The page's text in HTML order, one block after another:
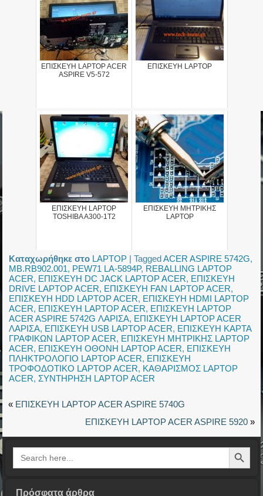
ΕΠΙΣΚΕΥΗ LAPTOP ACER
ASPIRE V5-572
ΕΠΙΣΚΕΥΗ LAPTOP
ΕΠΙΣΚΕΥΗ LAPTOP
TOSHIBA A300-1T2
ΕΠΙΣΚΕΥΗ ΜΗΤΡΙΚΗΣ
LAPTOP
Καταχωρήθηκε στο LAPTOP |Tagged ACER ASPIRE 5742G,
MB.RB902.001, PEW71 LA-5894P, REBALLING LAPTOP
ACER, ΕΠΙΣΚΕΥΗ DC JACK LAPTOP ACER, ΕΠΙΣΚΕΥΗ
DRIVE LAPTOP ACER, ΕΠΙΣΚΕΥΗ FAN LAPTOP ACER,
ΕΠΙΣΚΕΥΗ HDD LAPTOP ACER, ΕΠΙΣΚΕΥΗ HDMI LAPTOP
ACER, ΕΠΙΣΚΕΥΗ LAPTOP ACER, ΕΠΙΣΚΕΥΗ LAPTOP
ACER ASPIRE 5742G ΛΑΡΙΣΑ, ΕΠΙΣΚΕΥΗ LAPTOP ACER
ΛΑΡΙΣΑ, ΕΠΙΣΚΕΥΗ USB LAPTOP ACER, ΕΠΙΣΚΕΥΗ ΚΑΡΤΑ
ΓΡΑΦΙΚΩΝ LAPTOP ACER, ΕΠΙΣΚΕΥΗ ΜΗΤΡΙΚΗΣ LAPTOP
ACER, ΕΠΙΣΚΕΥΗ ΟΘΟΝΗ LAPTOP ACER, ΕΠΙΣΚΕΥΗ
ΠΛΗΚΤΡΟΛΟΓΙΟ LAPTOP ACER, ΕΠΙΣΚΕΥΗ
ΤΡΟΦΟΔΟΤΙΚΟ LAPTOP ACER, ΚΑΘΑΡΙΣΜΟΣ LAPTOP
ACER, ΣΥΝΤΗΡΗΣΗ LAPTOP ACER
« ΕΠΙΣΚΕΥΗ LAPTOP ACER ASPIRE 5740G
ΕΠΙΣΚΕΥΗ LAPTOP ACER ASPIRE 5920»
Search
for:
Search Button
Πρόσφατα άρθρα